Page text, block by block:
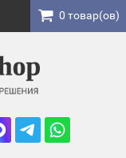
0 товар(ов)